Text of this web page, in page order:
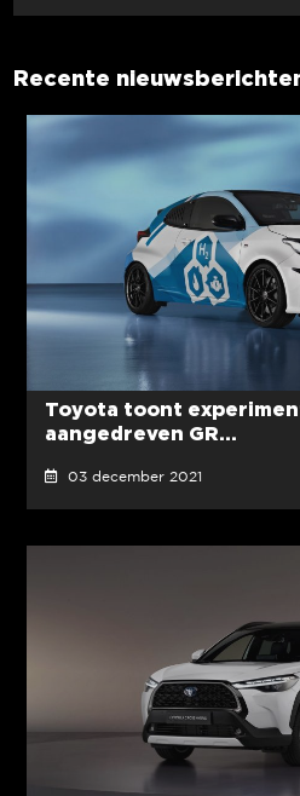
Recente
Toyota toont
aangedreven GR...
03 december 2021